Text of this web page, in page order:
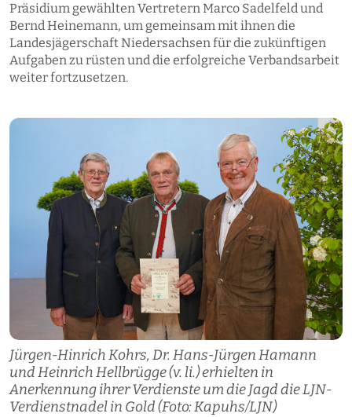
Präsidium gewählten Vertretern Marco Sadelfeld und
Bernd Heinemann, um gemeinsam mit ihnen die
Landesjägerschaft Niedersachsen für die zukünftigen
Aufgaben zu rüsten und die erfolgreiche Verbandsarbeit
weiter fortzusetzen.
Jürgen-Hinrich Kohrs, Dr. Hans-Jürgen Hamann
und Heinrich Hellbrügge (v. li.) erhielten in
Anerkennung ihrer Verdienste um die Jagd die LJN-
Verdienstnadel in Gold (Foto: Kapuhs/LJN)